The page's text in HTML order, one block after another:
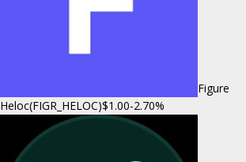
Figure
Heloc(FIGR_HELOC)$1.00-2.70%